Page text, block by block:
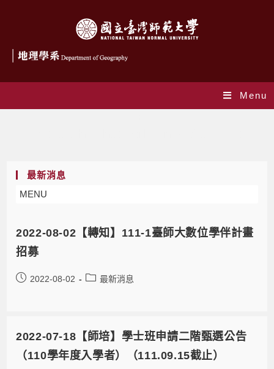
Menu
最新消息
MENU
2022-08-02【轉知】111-1臺師大數位學伴計畫
招募
2022-08-02 最新消息
2022-07-18【師培】學士班申請二階甄選公告
（110學年度入學者）（111.09.15截止）